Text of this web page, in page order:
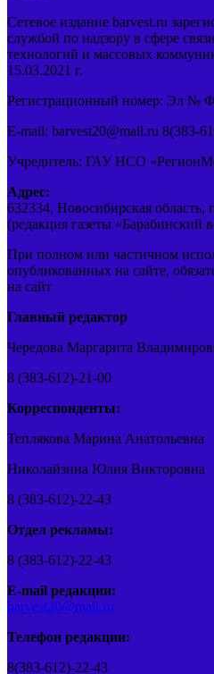
Сетевое издание barvest.ru
службой по надзору в сфере
технологий и массовых
15.03.2021 г.
Регистрационный номер: Эл №
E-mail: barvest20@mail.ru 8(383-
Учредитель: ГАУ НСО
Адрес:
632334, Новосибирская
(редакция газеты «Барабинский
При полном или частичном
опубликованных на сайте,
на сайт
Главный редактор
Чередова Маргарита
8 (383-612)-21-00
Корреспонденты:
Теплякова Марина Анатольевна
Николайзина Юлия Викторовна
8 (383-612)-22-43
Отдел рекламы:
8 (383-612)-22-43
E-mail редакции:
barvest20@mail.ru
Телефон редакции:
8(383-612)-22-43